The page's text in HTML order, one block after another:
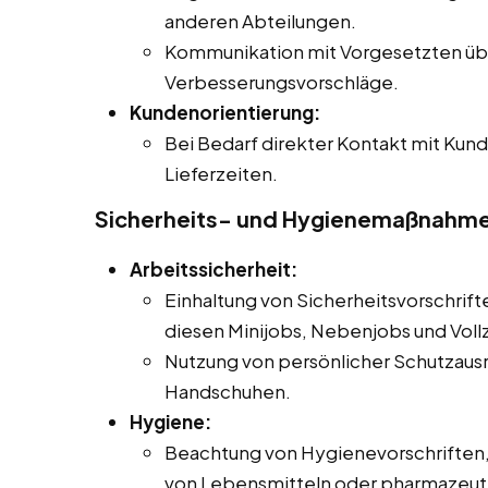
anderen Abteilungen.
Kommunikation mit Vorgesetzten
Verbesserungsvorschläge.
Kundenorientierung:
Bei Bedarf direkter Kontakt mit
Lieferzeiten.
Sicherheits- und
Arbeitssicherheit:
Einhaltung von
diesen Minijobs, Nebenjobs und
Nutzung von persönlicher
Handschuhen.
Hygiene:
Beachtung von
von Lebensmitteln oder